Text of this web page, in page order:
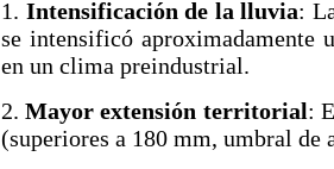
1. Intensificación de la lluvia:
se intensificó aproximadamente
en un clima preindustrial.
2.Mayor extensión territorial:
(superiores a 180 mm, umbral